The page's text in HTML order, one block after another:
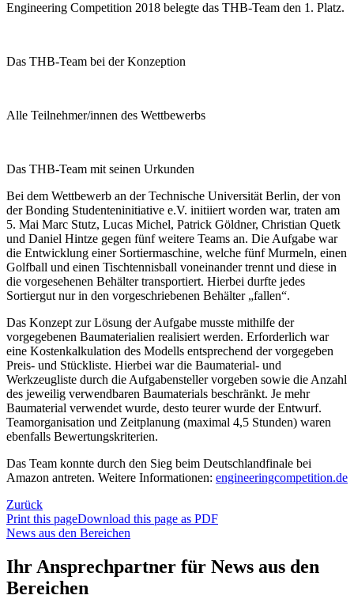
Engineering Competition 2018 belegte das THB-Team den 1. Platz.
Das THB-Team bei der Konzeption
Alle Teilnehmer/innen des Wettbewerbs
Das THB-Team mit seinen Urkunden
Bei dem Wettbewerb an der Technische Universität Berlin, der von
der Bonding Studenteninitiative e.V. initiiert worden war, traten am
5. Mai Marc Stutz, Lucas Michel, Patrick Göldner, Christian Quetk
und Daniel Hintze gegen fünf weitere Teams an. Die Aufgabe war
die Entwicklung einer Sortiermaschine, welche fünf Murmeln, einen
Golfball und einen Tischtennisball voneinander trennt und diese in
die vorgesehenen Behälter transportiert. Hierbei durfte jedes
Sortiergut nur in den vorgeschriebenen Behälter „fallen“.
Das Konzept zur Lösung der Aufgabe musste mithilfe der
vorgegebenen Baumaterialien realisiert werden. Erforderlich war
eine Kostenkalkulation des Modells entsprechend der vorgegeben
Preis- und Stückliste. Hierbei war die Baumaterial- und
Werkzeugliste durch die Aufgabensteller vorgeben sowie die Anzahl
des jeweilig verwendbaren Baumaterials beschränkt. Je mehr
Baumaterial verwendet wurde, desto teurer wurde der Entwurf.
Teamorganisation und Zeitplanung (maximal 4,5 Stunden) waren
ebenfalls Bewertungskriterien.
Das Team konnte durch den Sieg beim Deutschlandfinale bei
Amazon antreten. Weitere Informationen: engineeringcompetition.de
Zurück
Print this pageDownload this page as PDF
News aus den Bereichen
Ihr Ansprechpartner für News aus den
Bereichen